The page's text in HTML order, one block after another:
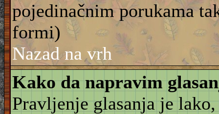
pojedinačnim porukama
formi)
Nazad na vrh
Kako da napravim
Pravljenje glasanja je